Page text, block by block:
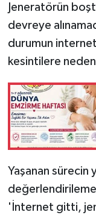
Jeneratörün
devreye
durumun
kesintilere
Yaşanan sürecin
'İnternet gitti,